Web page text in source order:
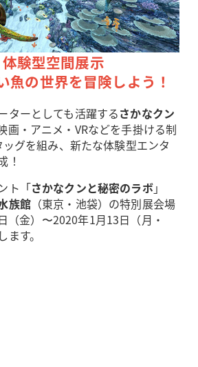
験型空間展示
魚の世界を冒険しよう！
ターとしても活躍するさかなクン
画・アニメ・VRなどを手掛ける制
ッグを組み、新たな体験型エンタ
！
ト「さかなクンと秘密のラボ」
族館（東京・池袋）の特別展会場
（金）〜2020年1月13日（月・
す。